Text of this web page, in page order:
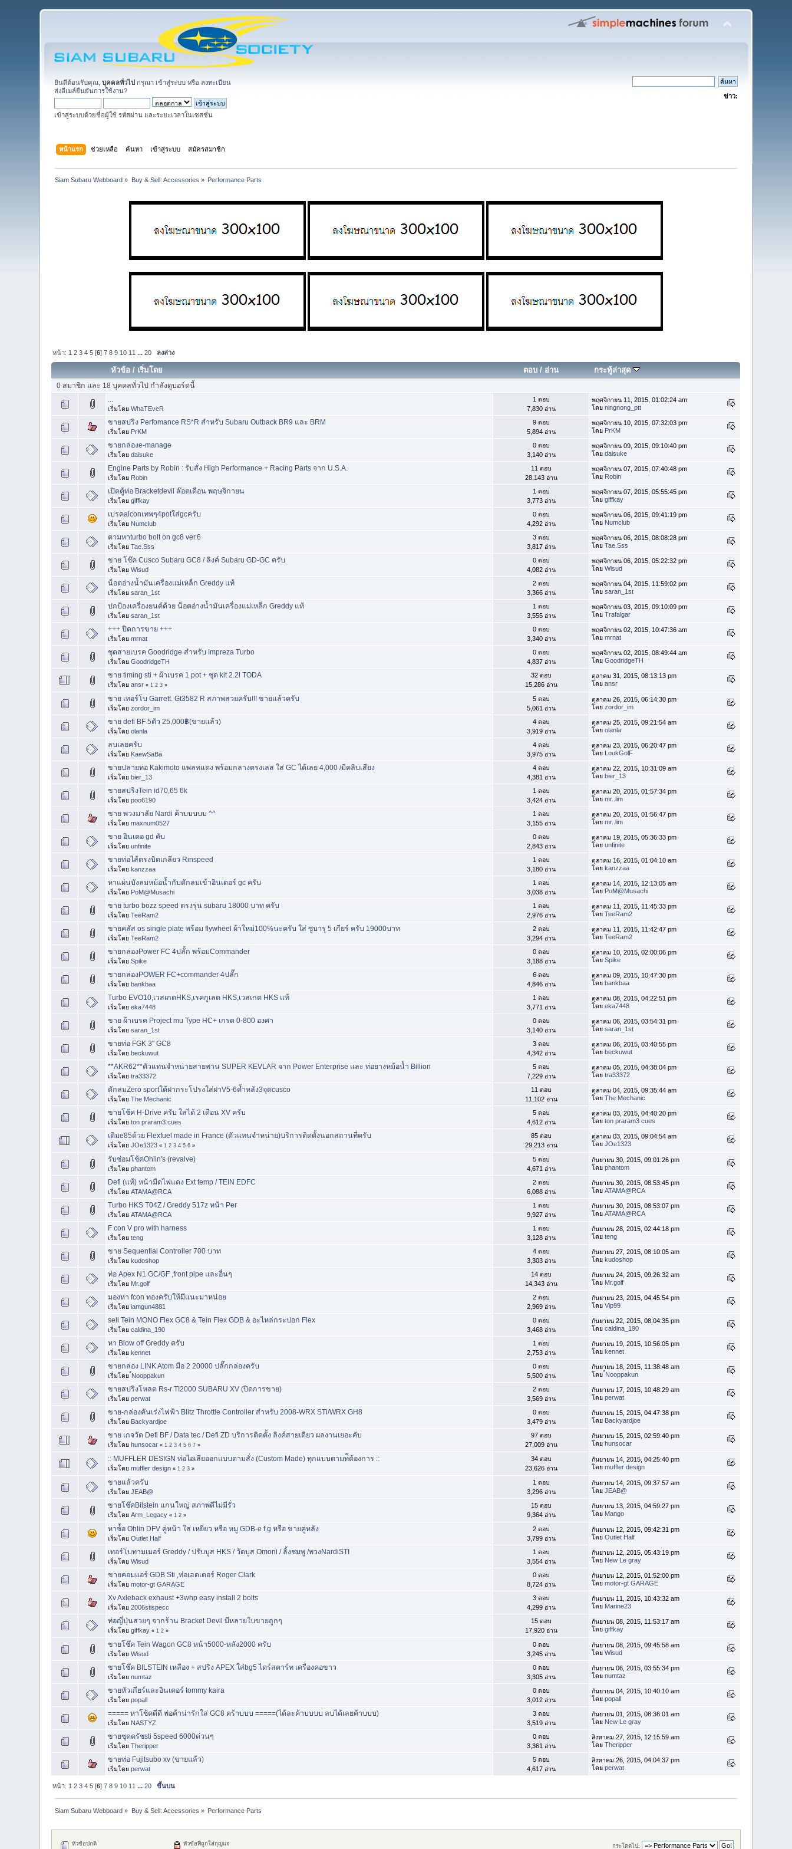
ยินดีต้อนรับคุณ,บุคคลทั่วไป กรุณา เข้าสู่ระบบ หรือ ลงทะเบียน
ส่งอีเมล์ยืนยันการใช้งาน?
เข้าสู่ระบบด้วยชื่อผู้ใช้ รหัสผ่าน และระยะเวลาในเซสชั่น
ข่าว:
หน้าแรก ช่วยเหลือ ค้นหา เข้าสู่ระบบ สมัครสมาชิก
Siam Subaru Webboard » Buy & Sell: Accessories » Performance Parts
หน้า: 1 2 3 4 5 [6]7 8 9 10 11 ...20 ลงล่าง
หัวข้อ / เริ่มโดย ตอบ/ อ่าน กระทู้ล่าสุด
0 สมาชิก และ 18 บุคคลทั่วไป กำลังดูบอร์ดนี้
เริ่มโดยWhaTEveR
1 ตอบ
7,830 อ่าน
พฤศจิกายน 11, 2015, 01:02:24 am
โดยningnong_ptt
ขายสปริง Perfomance RS*R สำหรับ Subaru Outback BR9 และ BRM
เริ่มโดย PrKM
9 ตอบ
5,894 อ่าน
พฤศจิกายน 10, 2015, 07:32:03 pm
โดย PrKM
ขายกล่องe-manage
เริ่มโดยdaisuke
0 ตอบ
3,140 อ่าน
พฤศจิกายน 09, 2015, 09:10:40 pm
โดยdaisuke
Engine Parts by Robin : รับสั่ง High Performance + Racing Parts จาก U.S.A.
เริ่มโดย Robin
11 ตอบ
28,143 อ่าน
พฤศจิกายน 07, 2015, 07:40:48 pm
โดย Robin
เปิดตู้ท่อ Bracketdevil ล๊อตเดือน พฤษจิกายน
เริ่มโดยgiffkay
1 ตอบ
3,773 อ่าน
พฤศจิกายน 07, 2015, 05:55:45 pm
โดยgiffkay
เบรคalconเทพๆ4potใส่gcครับ
เริ่มโดย Numclub
0 ตอบ
4,292 อ่าน
พฤศจิกายน 06, 2015, 09:41:19 pm
โดย Numclub
ตามหาturbo bolt on gc8 ver.6
เริ่มโดยTae.Sss
3 ตอบ
3,817 อ่าน
พฤศจิกายน 06, 2015, 08:08:28 pm
โดยTae.Sss
ขาย โช๊ค Cusco Subaru GC8 / ลิงค์ Subaru GD-GC ครับ
เริ่มโดยWisud
0 ตอบ
4,082 อ่าน
พฤศจิกายน 06, 2015, 05:22:32 pm
โดยWisud
น็อตอ่างน้ำมันเครื่องแม่เหล็ก Greddy แท้
เริ่มโดยsaran_1st
2 ตอบ
3,366 อ่าน
พฤศจิกายน 04, 2015, 11:59:02 pm
โดยsaran_1st
ปกป้องเครื่องยนต์ด้วย น็อตอ่างน้ำมันเครื่องแม่เหล็ก Greddy แท้
เริ่มโดยsaran_1st
1 ตอบ
3,555 อ่าน
พฤศจิกายน 03, 2015, 09:10:09 pm
โดยTrafalgar
+++ ปิดการขาย +++
เริ่มโดยmrnat
0 ตอบ
3,340 อ่าน
พฤศจิกายน 02, 2015, 10:47:36 am
โดยmrnat
ชุดสายเบรค Goodridge สำหรับ Impreza Turbo
เริ่มโดยGoodridgeTH
0 ตอบ
4,837 อ่าน
พฤศจิกายน 02, 2015, 08:49:44 am
โดยGoodridgeTH
ขาย timing sti + ผ้าเบรค 1 pot + ชุด kit 2.2l TODA
เริ่มโดยansr « 1 2 3 »
32 ตอบ
15,286 อ่าน
ตุลาคม 31, 2015, 08:13:13 pm
โดยansr
ขาย เทอร์โบ Garrett. Gt3582 R สภาพสวยครับ!!! ขายแล้วครับ
เริ่มโดยzordor_im
5 ตอบ
5,061 อ่าน
ตุลาคม 26, 2015, 06:14:30 pm
โดยzordor_im
ขาย defi BF 5ตัว 25,000฿(ขายแล้ว)
เริ่มโดยolanla
4 ตอบ
3,919 อ่าน
ตุลาคม 25, 2015, 09:21:54 am
โดยolanla
ลบเลยครับ
เริ่มโดย KaewSaBa
4 ตอบ
3,975 อ่าน
ตุลาคม 23, 2015, 06:20:47 pm
โดย LoukGolF
ขายปลายท่อ Kakimoto แพลทแดง พร้อมกลางตรงเลส ใส่ GC ได้เลย 4,000 /มีคลิบเสียง
เริ่มโดยbier_13
4 ตอบ
4,381 อ่าน
ตุลาคม 22, 2015, 10:31:09 am
โดยbier_13
ขายสปริงTein id70,65 6k
เริ่มโดยpoo6190
1 ตอบ
3,424 อ่าน
ตุลาคม 20, 2015, 01:57:34 pm
โดยmr..lim
ขาย พวงมาลัย Nardi ค้าบบบบบ ^^
เริ่มโดยmaxnum0527
1 ตอบ
3,155 อ่าน
ตุลาคม 20, 2015, 01:56:47 pm
โดยmr..lim
ขาย อินเตอ gd คับ
เริ่มโดยunfinite
0 ตอบ
2,843 อ่าน
ตุลาคม 19, 2015, 05:36:33 pm
โดยunfinite
ขายท่อไส้ตรงบิดเกลียว Rinspeed
เริ่มโดยkanzzaa
1 ตอบ
3,180 อ่าน
ตุลาคม 16, 2015, 01:04:10 am
โดยkanzzaa
หาแผ่นบังลมหม้อน้ำกับดักลมเข้าอินเตอร์ gc ครับ
เริ่มโดย PoM@Musachi
1 ตอบ
3,038 อ่าน
ตุลาคม 14, 2015, 12:13:05 am
โดย PoM@Musachi
ขาย turbo bozz speed ตรงรุ่น subaru 18000 บาท ครับ
เริ่มโดยTeeRam2
1 ตอบ
2,976 อ่าน
ตุลาคม 11, 2015, 11:45:33 pm
โดยTeeRam2
ขายคลัส os single plate พร้อม flywheel ผ้าใหม่100%นะครับ ใส่ ซูบารุ 5 เกียร์ ครับ 19000บาท
เริ่มโดยTeeRam2
2 ตอบ
3,294 อ่าน
ตุลาคม 11, 2015, 11:42:47 pm
โดยTeeRam2
ขายกล่องPower FC 4ปลั้ก พร้อมCommander
เริ่มโดยSpike
0 ตอบ
3,188 อ่าน
ตุลาคม 10, 2015, 02:00:06 pm
โดยSpike
ขายกล่องPOWER FC+commander 4ปลั๊ก
เริ่มโดยbankbaa
6 ตอบ
4,846 อ่าน
ตุลาคม 09, 2015, 10:47:30 pm
โดยbankbaa
Turbo EVO10,เวสเกตHKS,เรคกูเลต HKS,เวสเกต HKS แท้
เริ่มโดยeka7448
1 ตอบ
3,771 อ่าน
ตุลาคม 08, 2015, 04:22:51 pm
โดยeka7448
ขาย ผ้าเบรค Project mu Type HC+ เกรด 0-800 องศา
เริ่มโดยsaran_1st
0 ตอบ
3,140 อ่าน
ตุลาคม 06, 2015, 03:54:31 pm
โดยsaran_1st
ขายท่อ FGK 3" GC8
เริ่มโดยbeckuwut
3 ตอบ
4,342 อ่าน
ตุลาคม 06, 2015, 03:40:55 pm
โดยbeckuwut
**AKR62**ตัวแทนจำหน่ายสายพาน SUPER KEVLAR จาก Power Enterprise และ ท่อยางหม้อน้ำ Billion
เริ่มโดยtra33372
5 ตอบ
7,229 อ่าน
ตุลาคม 05, 2015, 04:38:04 pm
โดยtra33372
ดักลมZero sportใต้ฝากระโปรงใส่ฝาV5-6ค้ำหลัง3จุดcusco
เริ่มโดยThe Mechanic
11 ตอบ
11,102 อ่าน
ตุลาคม 04, 2015, 09:35:44 am
โดยThe Mechanic
ขายโช้ค H-Drive ครับ ใส่ได้ 2 เดือน XV ครับ
เริ่มโดยton praram3 cues
5 ตอบ
4,612 อ่าน
ตุลาคม 03, 2015, 04:40:20 pm
โดยton praram3 cues
เติมe85ด้วย Flexfuel made in France (ตัวแทนจำหน่าย)บริการติดตั้งนอกสถานที่ครับ
เริ่มโดยJOe1323 « 1 2 3 4 5 6 »
85 ตอบ
29,213 อ่าน
ตุลาคม 03, 2015, 09:04:54 am
โดยJOe1323
รับซ่อมโช้คOhlin's (revalve)
เริ่มโดยphantom
5 ตอบ
4,671 อ่าน
กันยายน 30, 2015, 09:01:26 pm
โดยphantom
Defi (แท้) หน้ามืดไฟแดง Ext temp / TEIN EDFC
เริ่มโดยATAMA@RCA
2 ตอบ
6,088 อ่าน
กันยายน 30, 2015, 08:53:45 pm
โดยATAMA@RCA
Turbo HKS T04Z / Greddy 517z หน้า Per
เริ่มโดยATAMA@RCA
1 ตอบ
9,927 อ่าน
กันยายน 30, 2015, 08:53:07 pm
โดยATAMA@RCA
F con V pro with harness
เริ่มโดยteng
1 ตอบ
3,128 อ่าน
กันยายน 28, 2015, 02:44:18 pm
โดยteng
ขาย Sequential Controller 700 บาท
เริ่มโดยkudoshop
4 ตอบ
3,303 อ่าน
กันยายน 27, 2015, 08:10:05 am
โดยkudoshop
ท่อ Apex N1 GC/GF ,front pipe และอื่นๆ
เริ่มโดย Mr.golf
14 ตอบ
14,343 อ่าน
กันยายน 24, 2015, 09:26:32 am
โดย Mr.golf
มองหา fcon ทองครับให้มีแนะมาหน่อย
เริ่มโดยiamgun4881
2 ตอบ
2,969 อ่าน
กันยายน 23, 2015, 04:45:54 pm
โดยVip99
sell Tein MONO Flex GC8 & Tein Flex GDB & อะไหล่กระปอก Flex
เริ่มโดยcaldina_190
0 ตอบ
3,468 อ่าน
กันยายน 22, 2015, 08:04:35 pm
โดยcaldina_190
หา Blow off Greddy ครับ
เริ่มโดยkennet
1 ตอบ
2,753 อ่าน
กันยายน 19, 2015, 10:56:05 pm
โดยkennet
ขายกล่อง LINK Atom มือ 2 20000 ปลั๊กกล่องครับ
เริ่มโดย์Nooppakun
0 ตอบ
5,500 อ่าน
กันยายน 18, 2015, 11:38:48 am
โดย์Nooppakun
ขายสปริงโหลด Rs-r TI2000 SUBARU XV (ปิดการขาย)
เริ่มโดยperwat
2 ตอบ
3,569 อ่าน
กันยายน 17, 2015, 10:48:29 am
โดยperwat
ขาย-กล่องคันเร่งไฟฟ้า Blitz Throttle Controller สำหรับ 2008-WRX STi/WRX GH8
เริ่มโดย Backyardjoe
0 ตอบ
3,479 อ่าน
กันยายน 15, 2015, 04:47:38 pm
โดย Backyardjoe
ขาย เกจวัด Defi BF / Data tec / Defi ZD บริการติดตั้ง ลิงค์สายเดียว ผลงานเยอะคับ
เริ่มโดยhunsocar « 1 2 3 4 5 6 7 »
97 ตอบ
27,009 อ่าน
กันยายน 15, 2015, 02:59:40 pm
โดยhunsocar
:: MUFFLER DESIGN ท่อไอเสียออกแบบตามสั่ง (Custom Made) ทุกแบบตามท่ีต้องการ ::
เริ่มโดยmuffler design « 1 2 3 »
34 ตอบ
23,626 อ่าน
กันยายน 14, 2015, 04:25:40 pm
โดยmuffler design
ขายแล้วครับ
เริ่มโดยJEAB@
1 ตอบ
3,296 อ่าน
กันยายน 14, 2015, 09:37:57 am
โดยJEAB@
ขายโช๊คBilstein แกนใหญ่ สภาพดีไม่มีรั่ว
เริ่มโดยArm_Legacy « 1 2 »
15 ตอบ
9,364 อ่าน
กันยายน 13, 2015, 04:59:27 pm
โดย Mango
หาซ์้อ Ohlin DFV คู่หน้า ใส่ เหยี่ยว หรือ หมู GDB-e f g หรือ ขายคู่หลัง
เริ่มโดยOutlet Half
2 ตอบ
3,799 อ่าน
กันยายน 12, 2015, 09:42:31 pm
โดยOutlet Half
เทอร์โบทามเมอร์ Greddy / ปรับบูส HKS / วัดบูส Omoni / ลิ้งชมพู /พวงNardiSTI
เริ่มโดยWisud
1 ตอบ
3,554 อ่าน
กันยายน 12, 2015, 05:43:19 pm
โดย New Le gray
ขายคอมแอร์ GDB Sti ,ท่อเฮดเดอร์ Roger Clark
เริ่มโดยmotor-gt GARAGE
0 ตอบ
8,724 อ่าน
กันยายน 12, 2015, 01:52:00 pm
โดยmotor-gt GARAGE
Xv Axleback exhaust +3whp easy install 2 bolts
เริ่มโดย2006stispecc
3 ตอบ
4,299 อ่าน
กันยายน 11, 2015, 10:43:32 am
โดย Marine23
ท่อญี่ปุ่นสวยๆ จากร้าน Bracket Devil มีหลายใบขายถูกๆ
เริ่มโดยgiffkay « 1 2 »
15 ตอบ
17,920 อ่าน
กันยายน 08, 2015, 11:53:17 am
โดยgiffkay
ขายโช๊ค Tein Wagon GC8 หน้า5000-หลัง2000 ครับ
เริ่มโดยWisud
0 ตอบ
3,245 อ่าน
กันยายน 08, 2015, 09:45:58 am
โดยWisud
ขายโช๊ค BILSTEIN เหลือง + สปริง APEX ใส่bg5 ไดร์สตาร์ท เครื่องคอขาว
เริ่มโดยnumtaz
0 ตอบ
3,305 อ่าน
กันยายน 06, 2015, 03:55:34 pm
โดยnumtaz
ขายหัวเกียร์และอินเตอร์ tommy kaira
เริ่มโดยpopall
0 ตอบ
3,012 อ่าน
กันยายน 04, 2015, 10:40:10 am
โดยpopall
===== หาโช้คดีดี พ่อค้าน่ารักใส่ GC8 คร้าบบบ =====(ได้ละค้าบบบบ ลบได้เลยค้าบบบ)
เริ่มโดย NASTYZ
3 ตอบ
3,519 อ่าน
กันยายน 01, 2015, 08:36:01 am
โดย New Le gray
ขายชุดครัชsti 5speed 6000ด่วนๆ
เริ่มโดยTheripper
0 ตอบ
3,361 อ่าน
สิงหาคม 27, 2015, 12:15:59 am
โดยTheripper
ขายท่อ Fujitsubo xv (ขายแล้ว)
เริ่มโดยperwat
5 ตอบ
4,617 อ่าน
สิงหาคม 26, 2015, 04:04:37 pm
โดยperwat
หน้า: 1 2 3 4 5 [6]7 8 9 10 11 ...20 ขึ้นบน
Siam Subaru Webboard » Buy & Sell: Accessories » Performance Parts
กระโดดไป:
หัวข้อปกติ หัวข้อที่ถูกใส่กุญแจ